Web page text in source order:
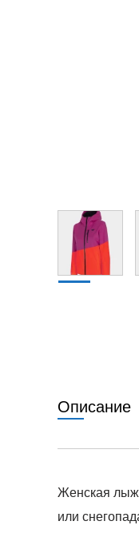
Описание
Женская
или